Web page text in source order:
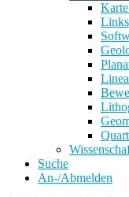
Links
Suche
An-/Abmelden